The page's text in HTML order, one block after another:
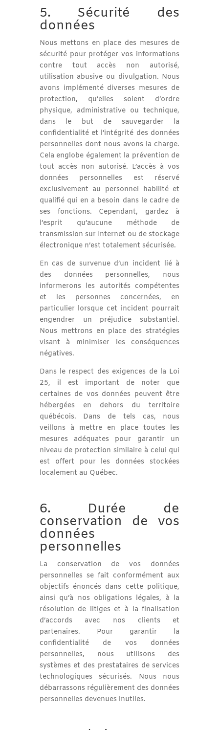
5. Sécurité des
données
Nous mettons en place des mesures de
sécurité pour protéger vos informations
contre tout accès non autorisé,
utilisation abusive ou divulgation. Nous
avons implémenté diverses mesures de
protection, qu’elles soient d’ordre
physique, administrative ou technique,
dans le but de sauvegarder la
confidentialité et l’intégrité des données
personnelles dont nous avons la charge.
Cela englobe également la prévention de
tout accès non autorisé. L’accès à vos
données personnelles est réservé
exclusivement au personnel habilité et
qualifié qui en a besoin dans le cadre de
ses fonctions. Cependant, gardez à
l’esprit qu’aucune méthode de
transmission sur Internet ou de stockage
électronique n’est totalement sécurisée.
En cas de survenue d’un incident lié à
des données personnelles, nous
informerons les autorités compétentes
et les personnes concernées, en
particulier lorsque cet incident pourrait
engendrer un préjudice substantiel.
Nous mettrons en place des stratégies
visant à minimiser les conséquences
négatives.
Dans le respect des exigences de la Loi
25, il est important de noter que
certaines de vos données peuvent être
hébergées en dehors du territoire
québécois. Dans de tels cas, nous
veillons à mettre en place toutes les
mesures adéquates pour garantir un
niveau de protection similaire à celui qui
est offert pour les données stockées
localement au Québec.
6. Durée de
conservation de vos
données
personnelles
La conservation de vos données
personnelles se fait conformément aux
objectifs énoncés dans cette politique,
ainsi qu’à nos obligations légales, à la
résolution de litiges et à la finalisation
d’accords avec nos clients et
partenaires. Pour garantir la
confidentialité de vos données
personnelles, nous utilisons des
systèmes et des prestataires de services
technologiques sécurisés. Nous nous
débarrassons régulièrement des données
personnelles devenues inutiles.